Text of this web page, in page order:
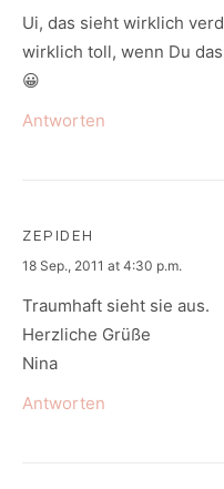
Ui, das sieht wirklich
wirklich toll, wenn Du
😀
Antworten
ZEPIDEH
says:
18 Sep., 2011 at 4:30 p.m.
Traumhaft sieht sie aus.
Herzliche Grüße
Nina
Antworten